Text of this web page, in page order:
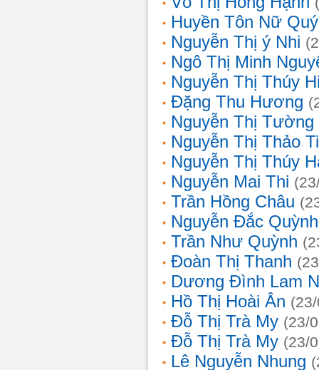
Huyền Tôn Nữ
Nguyễn Thị ý Nhi
Ngô Thị Minh
Nguyễn Thị Thúy
Đặng Thu Hương
Nguyễn Thị Tường
Nguyễn Thị Thảo
Nguyễn Thị Thúy
Nguyễn Mai Thi
Trần Hồng Châu
Nguyễn Đắc
Trần Như Quỳnh
Đoàn Thị Thanh
Dương Đình Lam
Hồ Thị Hoài Ân
Đỗ Thị Trà My (23/
Đỗ Thị Trà My (23/
Lê Nguyễn Nhung